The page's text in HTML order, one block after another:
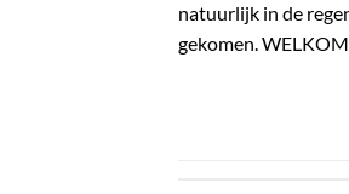
natuurlijk in de
gekomen.